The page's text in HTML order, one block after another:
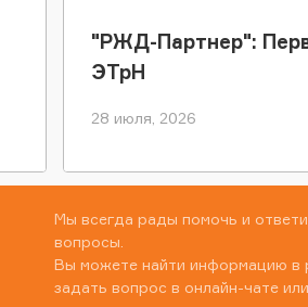
"РЖД-Партнер":
ЭТрН
28 июля, 2026
Мы всегда рады помочь и
вопросы.
Вы можете найти информацию в
задать вопрос в онлайн-чате